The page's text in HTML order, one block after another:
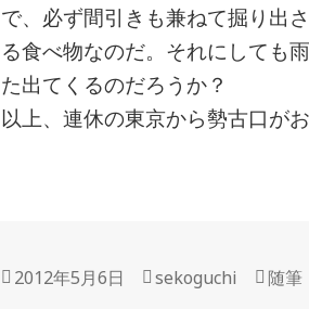
で、必ず間引きも兼ねて掘り出
る食べ物なのだ。それにしても
た出てくるのだろうか？
以上、連休の東京から勢古口が
投
2012年5月6日
作
sekoguchi
カ
随筆